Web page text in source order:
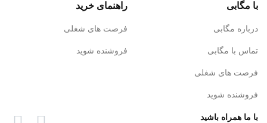
با مگابی
درباره مگابی
تماس با مگابی
فرصت های شغلی
فروشنده شوید
راهنمای خرید
فرصت های شغلی
فروشنده شوید
با ما همراه باشید